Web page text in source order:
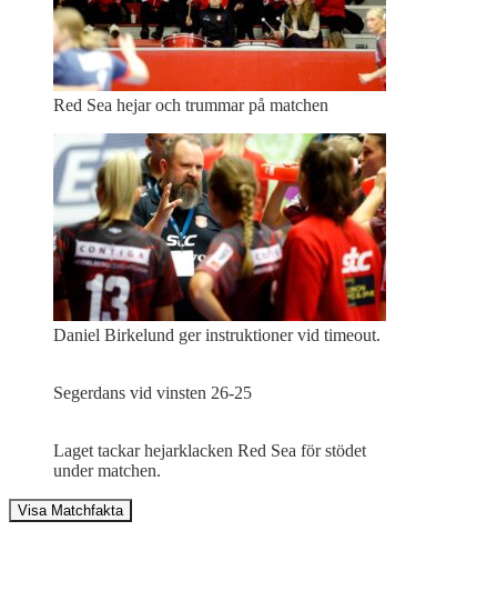
Red Sea hejar och trummar på matchen
Daniel Birkelund ger instruktioner vid timeout.
Segerdans vid vinsten 26-25
Laget tackar hejarklacken Red Sea för stödet
under matchen.
Visa Matchfakta